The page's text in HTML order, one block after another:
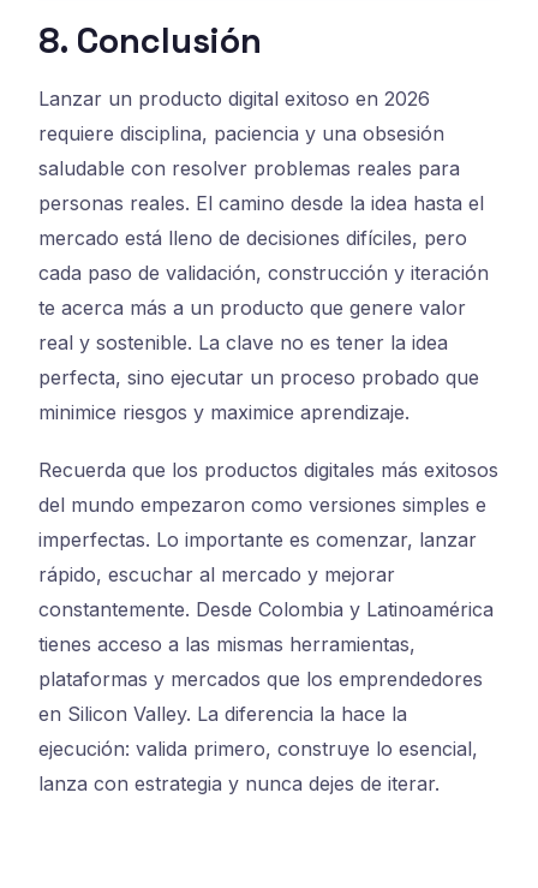
8. Conclusión
Lanzar un producto digital exitoso en 2026
requiere disciplina, paciencia y una obsesión
saludable con resolver problemas reales para
personas reales. El camino desde la idea hasta el
mercado está lleno de decisiones difíciles, pero
cada paso de validación, construcción y iteración
te acerca más a un producto que genere valor
real y sostenible. La clave no es tener la idea
perfecta, sino ejecutar un proceso probado que
minimice riesgos y maximice aprendizaje.
Recuerda que los productos digitales más exitosos
del mundo empezaron como versiones simples e
imperfectas. Lo importante es comenzar, lanzar
rápido, escuchar al mercado y mejorar
constantemente. Desde Colombia y Latinoamérica
tienes acceso a las mismas herramientas,
plataformas y mercados que los emprendedores
en Silicon Valley. La diferencia la hace la
ejecución: valida primero, construye lo esencial,
lanza con estrategia y nunca dejes de iterar.